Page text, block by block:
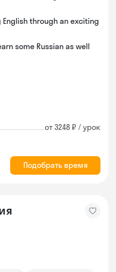
English through an exciting
some Russian as well
от 3248 ₽ / урок
Подобрать время